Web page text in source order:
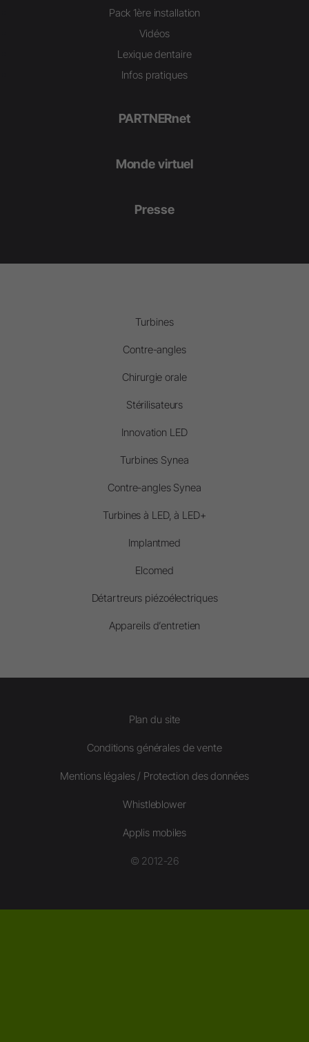
Pack 1ère installation
Vidéos
Lexique dentaire
Infos pratiques
PARTNERnet
Monde virtuel
Presse
Turbines
Contre-angles
Chirurgie orale
Stérilisateurs
Innovation LED
Turbines Synea
Contre-angles Synea
Turbines à LED, à LED+
Implantmed
Elcomed
Détartreurs piézoélectriques
Appareils d’entretien
Plan du site
Conditions générales de vente
Mentions légales / Protection des données
Whistleblower
Applis mobiles
© 2012-26